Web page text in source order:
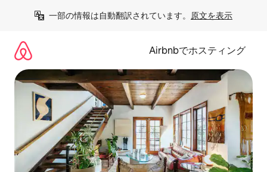
一部の情報は自動翻訳されています。 原文を表示
Airbnbでホスティング